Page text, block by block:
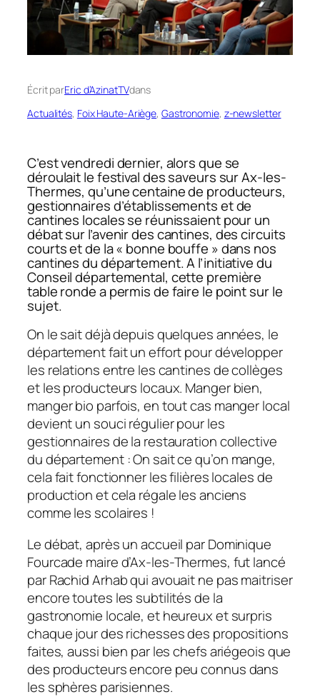
Écrit parEric d’AzinatTVdans
Actualités, Foix Haute-Ariège, Gastronomie, z-newsletter
C’est vendredi dernier, alors que se
déroulait le festival des saveurs sur Ax-les-
Thermes, qu’une centaine de producteurs,
gestionnaires d’établissements et de
cantines locales se réunissaient pour un
débat sur l’avenir des cantines, des circuits
courts et de la « bonne bouffe » dans nos
cantines du département. A l’initiative du
Conseil départemental, cette première
table ronde a permis de faire le point sur le
sujet.
On le sait déjà depuis quelques années, le
département fait un effort pour développer
les relations entre les cantines de collèges
et les producteurs locaux. Manger bien,
manger bio parfois, en tout cas manger local
devient un souci régulier pour les
gestionnaires de la restauration collective
du département : On sait ce qu’on mange,
cela fait fonctionner les filières locales de
production et cela régale les anciens
comme les scolaires !
Le débat, après un accueil par Dominique
Fourcade maire d’Ax-les-Thermes, fut lancé
par Rachid Arhab qui avouait ne pas maitriser
encore toutes les subtilités de la
gastronomie locale, et heureux et surpris
chaque jour des richesses des propositions
faites, aussi bien par les chefs ariégeois que
des producteurs encore peu connus dans
les sphères parisiennes.